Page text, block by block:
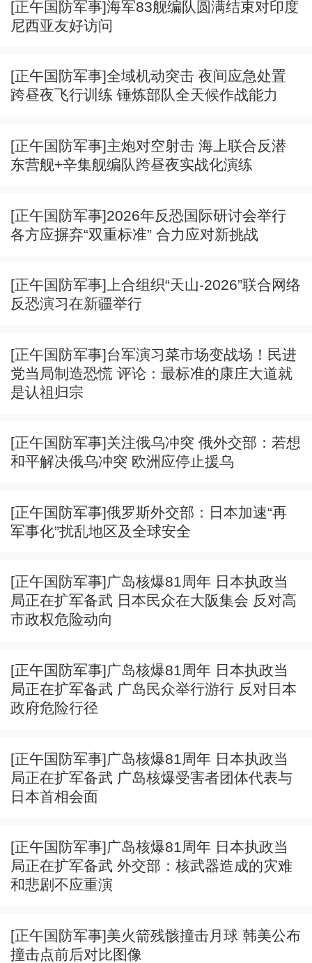
[正午国防军事]海军83舰编队圆满结束对印度
尼西亚友好访问
[正午国防军事]全域机动突击 夜间应急处置
跨昼夜飞行训练 锤炼部队全天候作战能力
[正午国防军事]主炮对空射击 海上联合反潜
东营舰+辛集舰编队跨昼夜实战化演练
[正午国防军事]2026年反恐国际研讨会举行
各方应摒弃“双重标准” 合力应对新挑战
[正午国防军事]上合组织“天山-2026”联合网络
反恐演习在新疆举行
[正午国防军事]台军演习菜市场变战场！民进
党当局制造恐慌 评论：最标准的康庄大道就
是认祖归宗
[正午国防军事]关注俄乌冲突 俄外交部：若想
和平解决俄乌冲突 欧洲应停止援乌
[正午国防军事]俄罗斯外交部：日本加速“再
军事化”扰乱地区及全球安全
[正午国防军事]广岛核爆81周年 日本执政当
局正在扩军备武 日本民众在大阪集会 反对高
市政权危险动向
[正午国防军事]广岛核爆81周年 日本执政当
局正在扩军备武 广岛民众举行游行 反对日本
政府危险行径
[正午国防军事]广岛核爆81周年 日本执政当
局正在扩军备武 广岛核爆受害者团体代表与
日本首相会面
[正午国防军事]广岛核爆81周年 日本执政当
局正在扩军备武 外交部：核武器造成的灾难
和悲剧不应重演
[正午国防军事]美火箭残骸撞击月球 韩美公布
撞击点前后对比图像